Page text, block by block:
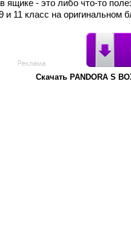
ящике - это либо что-то
и 11 класс на оригинальном
Скачать PANDORA S